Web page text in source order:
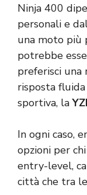
Ninja 400
personali e
una moto più
potrebbe
preferisci una
risposta
sportiva, la
In ogni caso,
opzioni per
entry-level,
città che tra